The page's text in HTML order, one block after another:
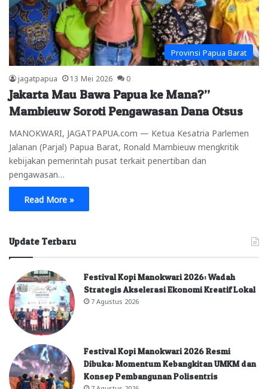
Provinsi Papua Barat
jagatpapua 13 Mei 2026 0
Jakarta Mau Bawa Papua ke Mana?”
Mambieuw Soroti Pengawasan Dana Otsus
MANOKWARI, JAGATPAPUA.com — Ketua Kesatria Parlemen
Jalanan (Parjal) Papua Barat, Ronald Mambieuw mengkritik
kebijakan pemerintah pusat terkait penertiban dan
pengawasan…
Read More »
Update Terbaru
Festival Kopi Manokwari 2026: Wadah
Strategis Akselerasi Ekonomi Kreatif Lokal
7 Agustus 2026
Festival Kopi Manokwari 2026 Resmi
Dibuka: Momentum Kebangkitan UMKM dan
Konsep Pembangunan Polisentris